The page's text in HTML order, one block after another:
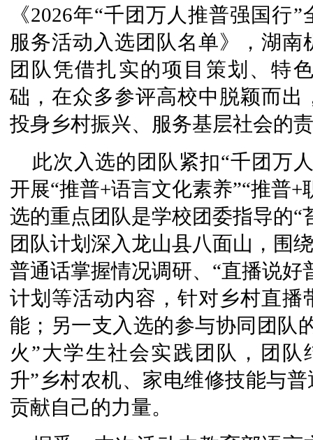
《2026年“千团万人推普强国行
服务活动入选团队名单》，湖
团队凭借扎实的项目策划、特
础，在众多参评高校中脱颖而
投身乡村振兴、服务基层社会的
此次入选的团队紧扣“千团万
开展“推普+语言文化素养”“推普
选的重点团队是学校团委指导的
团队计划深入龙山县八面山，围
普通话掌握情况调研、“直播说
计划等活动内容，针对乡村直
能；另一支入选的参与协同团队
火”大学生社会实践团队，团
升”乡村农机、家电维修技能与
贡献自己的力量。